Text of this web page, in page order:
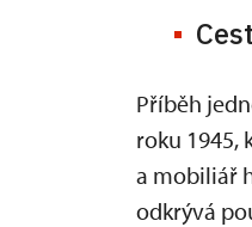
Příběh
roku 1945,
a mobiliář
odkrývá